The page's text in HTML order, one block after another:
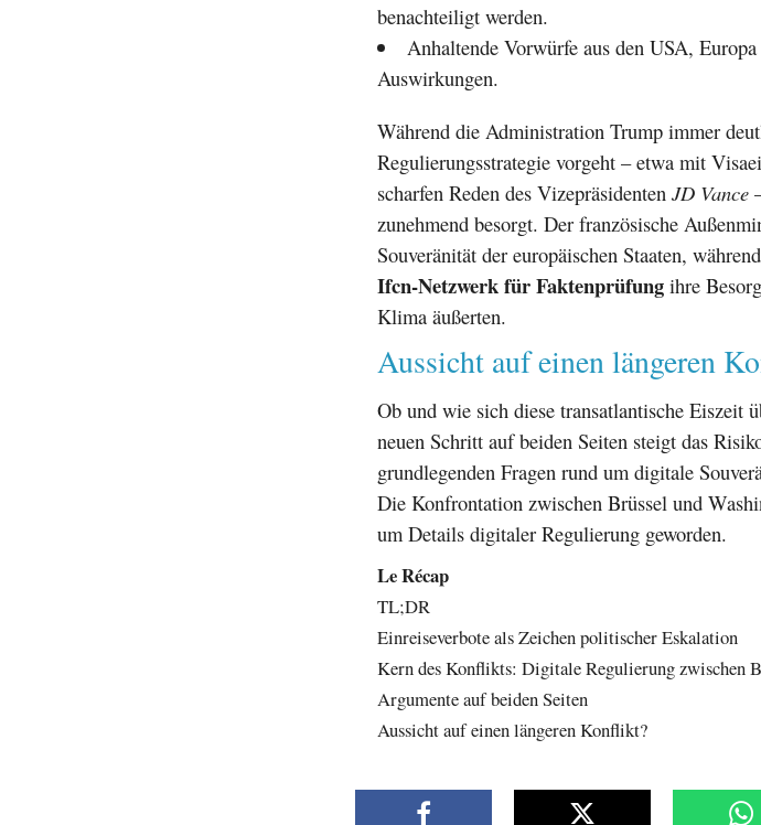
benachteiligt werden.
Anhaltende Vorwürfe aus den USA,
Auswirkungen.
Während die Administration Trump immer
Regulierungsstrategie vorgeht – etwa mit
scharfen Reden des Vizepräsidenten JD Vance
zunehmend besorgt. Der französische
Souveränität der europäischen Staaten,
Ifcn-Netzwerk für Faktenprüfung ihre
Klima äußerten.
Aussicht auf einen längeren
Ob und wie sich diese transatlantische
neuen Schritt auf beiden Seiten steigt das
grundlegenden Fragen rund um digitale
Die Konfrontation zwischen Brüssel und
um Details digitaler Regulierung geworden.
Le Récap
TL;DR
Einreiseverbote als Zeichen politischer Eskalation
Kern des Konflikts: Digitale Regulierung zwischen
Argumente auf beiden Seiten
Aussicht auf einen längeren Konflikt?